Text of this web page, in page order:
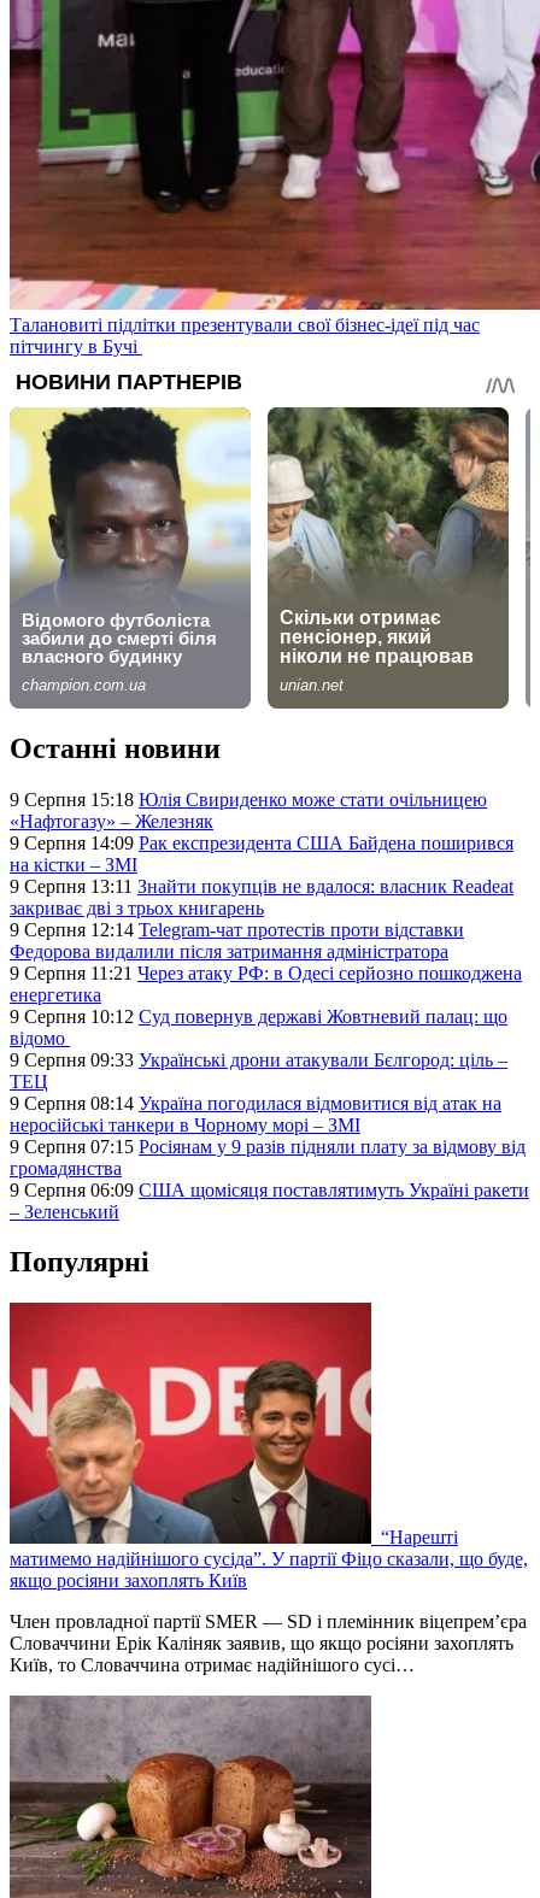
Талановиті підлітки презентували свої бізнес-ідеї під час
пітчингу в Бучі
Останні новини
9 Серпня 15:18 Юлія Свириденко може стати очільницею
«Нафтогазу» – Железняк
9 Серпня 14:09 Рак експрезидента США Байдена поширився
на кістки – ЗМІ
9 Серпня 13:11 Знайти покупців не вдалося: власник Readeat
закриває дві з трьох книгарень
9 Серпня 12:14 Telegram-чат протестів проти відставки
Федорова видалили після затримання адміністратора
9 Серпня 11:21 Через атаку РФ: в Одесі серйозно пошкоджена
енергетика
9 Серпня 10:12 Суд повернув державі Жовтневий палац: що
відомо
9 Серпня 09:33 Українські дрони атакували Бєлгород: ціль –
ТЕЦ
9 Серпня 08:14 Україна погодилася відмовитися від атак на
неросійські танкери в Чорному морі – ЗМІ
9 Серпня 07:15 Росіянам у 9 разів підняли плату за відмову від
громадянства
9 Серпня 06:09 США щомісяця поставлятимуть Україні ракети
– Зеленський
Популярні
“Нарешті
матимемо надійнішого сусіда”. У партії Фіцо сказали, що буде,
якщо росіяни захоплять Київ
Член провладної партії SMER — SD і племінник віцепрем’єра
Словаччини Ерік Каліняк заявив, що якщо росіяни захоплять
Київ, то Словаччина отримає надійнішого сусі…